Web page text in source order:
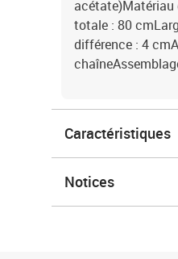
acétate)Matériau
totale : 80
différence : 4
Caractéristiques
Notices